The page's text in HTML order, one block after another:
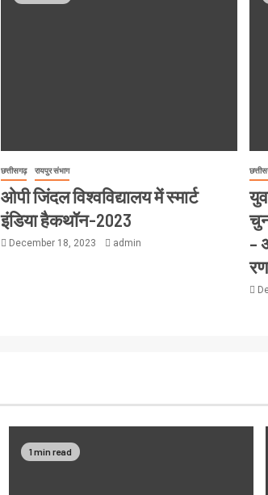
छत्तीसगढ़ रायपुर संभाग
ओपी जिंदल विश्वविद्यालय में स्मार्ट
इंडिया हैकथॉन-2023
December 18, 2023 admin
–
1 min read